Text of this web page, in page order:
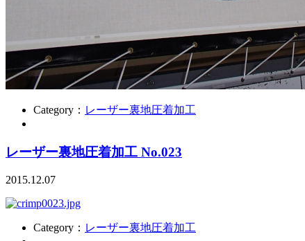
Category： レーザー裏地圧着加工
レーザー裏地圧着加工 No.023
2015.12.07
Category： レーザー裏地圧着加工